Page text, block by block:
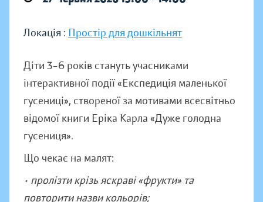
Локація : Простір для дошкільнят
Діти 3–6 років стануть учасниками
інтерактивної події «Експедиція маленької
гусениці», створеної за мотивами всесвітньо
відомої книги Еріка Карла «Дуже голодна
гусениця».
Що чекає на малят:
• пролізти крізь яскраві «фрукти» та
повторити назви кольорів;